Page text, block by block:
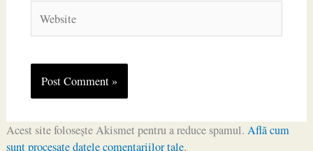
Acest site folosește Akismet pentru a reduce spamul. Află cum
sunt procesate datele comentariilor tale.